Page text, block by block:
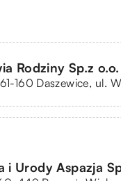
Rodziny Sp.z o.o.
160 Daszewice, ul.
i Urody Aspazja